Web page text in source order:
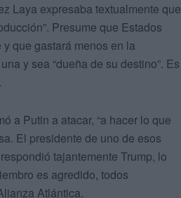
Laya expresaba textualmente que
Presume que Estados
que gastará menos en la
y sea “dueña de su destino”. Es
a Putin a atacar, “a hacer lo que
El presidente de uno de esos
tajantemente Trump, lo
es agredido, todos
Atlántica.